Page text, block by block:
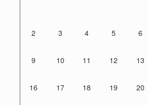
2 3 4 5 6
9 10 11 12 13
16 17 18 19 20